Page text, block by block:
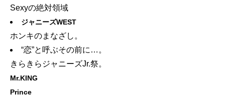
Sexyの絶対領域
ジャニーズWEST
ホンキのまなざし。
“恋”と呼ぶその前に…。
きらきらジャニーズJr.祭。
Mr.KING
Prince